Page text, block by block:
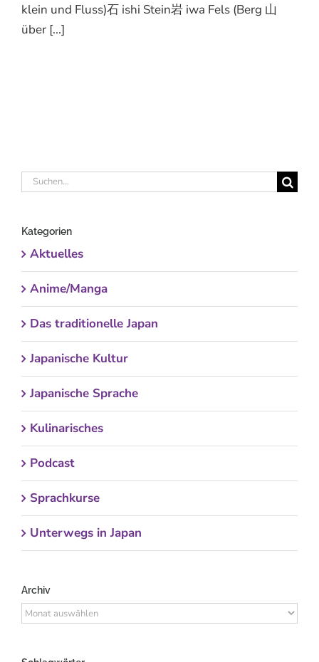
klein und Fluss)石 ishi Stein岩 iwa Fels (Berg 山
über [...]
Suche
Kategorien
Aktuelles
Anime/Manga
Das traditionelle Japan
Japanische Kultur
Japanische Sprache
Kulinarisches
Podcast
Sprachkurse
Unterwegs in Japan
Archiv
Archiv